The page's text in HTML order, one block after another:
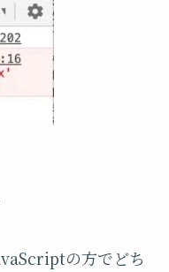
の方でどち